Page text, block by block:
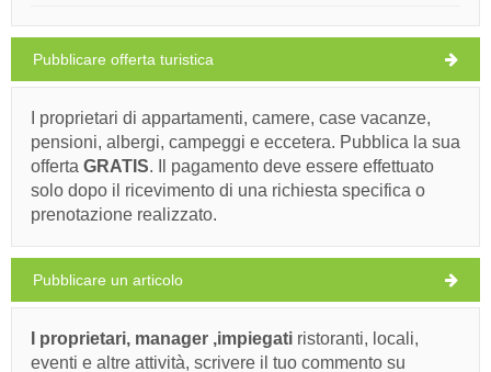
Pubblicare offerta turistica
I proprietari di appartamenti, camere, case vacanze,
pensioni, albergi, campeggi e eccetera. Pubblica la sua
offerta GRATIS. Il pagamento deve essere effettuato
solo dopo il ricevimento di una richiesta specifica o
prenotazione realizzato.
Pubblicare un articolo
I proprietari, manager ,impiegati ristoranti, locali,
eventi e altre attività, scrivere il tuo commento su